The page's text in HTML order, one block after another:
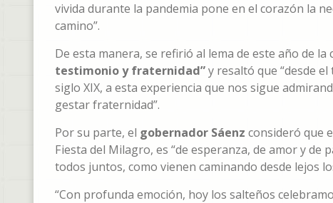
vivida durante la pandemia pone en el corazón la
camino”.
De esta manera, se refirió al lema de este año de la
testimonio y fraternidad”y resaltó que “desde
siglo XIX, a esta experiencia que nos sigue
gestar fraternidad”.
Por su parte, el gobernador Sáenz consideró que
Fiesta del Milagro, es “de esperanza, de amor y de
todos juntos, como vienen caminando desde lejos
“Con profunda emoción, hoy los salteños